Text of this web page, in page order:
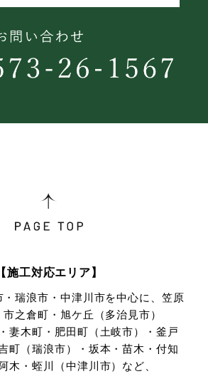
【施工対応エリア】
瑞浪市・中津川市を中心に、笠原
之倉町・旭ケ丘（多治見市）
妻木町・肥田町（土岐市）・釜戸
町（瑞浪市）・坂本・苗木・付知
木・蛭川（中津川市）など、